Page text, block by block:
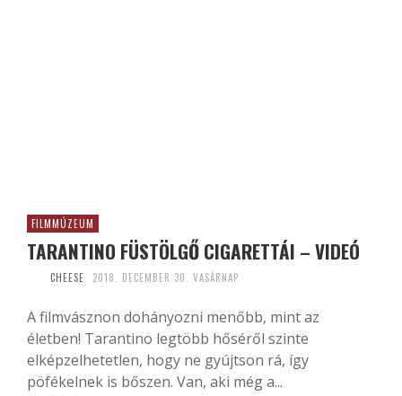
FILMMÚZEUM
TARANTINO FÜSTÖLGŐ CIGARETTÁI – VIDEÓ
CHEESE 2018. DECEMBER 30. VASÁRNAP
A filmvásznon dohányozni menőbb, mint az
életben! Tarantino legtöbb hőséről szinte
elképzelhetetlen, hogy ne gyújtson rá, így
pöfékelnek is bőszen. Van, aki még a...